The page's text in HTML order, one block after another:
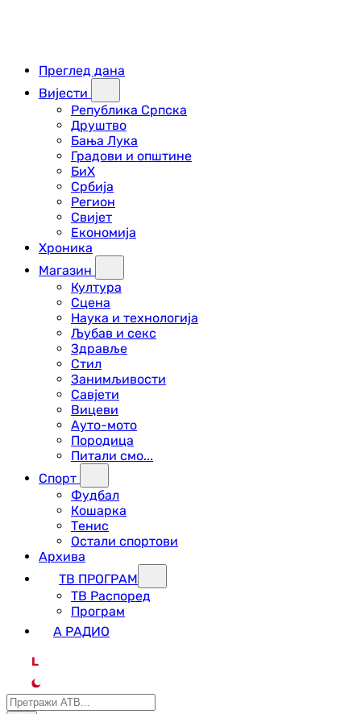
Преглед дана
Вијести
Република Српска
Друштво
Бања Лука
Градови и општине
БиХ
Србија
Регион
Свијет
Економија
Хроника
Магазин
Култура
Сцена
Наука и технологија
Љубав и секс
Здравље
Стил
Занимљивости
Савјети
Вицеви
Ауто-мото
Породица
Питали смо...
Спорт
Фудбал
Кошарка
Тенис
Остали спортови
Архива
ТВ ПРОГРАМ
ТВ Распоред
Програм
А РАДИО
L